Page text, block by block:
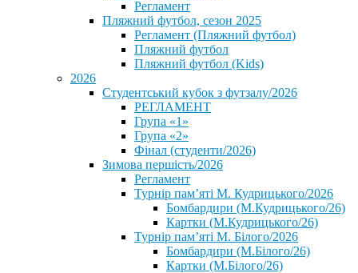
Регламент
Пляжний футбол, сезон 2025
Регламент (Пляжний футбол)
Пляжний футбол
Пляжний футбол (Kids)
2026
Студентський кубок з футзалу/2026
РЕГЛАМЕНТ
Група «1»
Група «2»
Фінал (студенти/2026)
⁨Зимова першість/2026⁩
Регламент
Турнір пам’яті М. Кудрицького/2026
Бомбардири (М.Кудрицького/26)
Картки (М.Кудрицького/26)
Турнір пам’яті М. Білого/2026
Бомбардири (М.Білого/26)
Картки (М.Білого/26)